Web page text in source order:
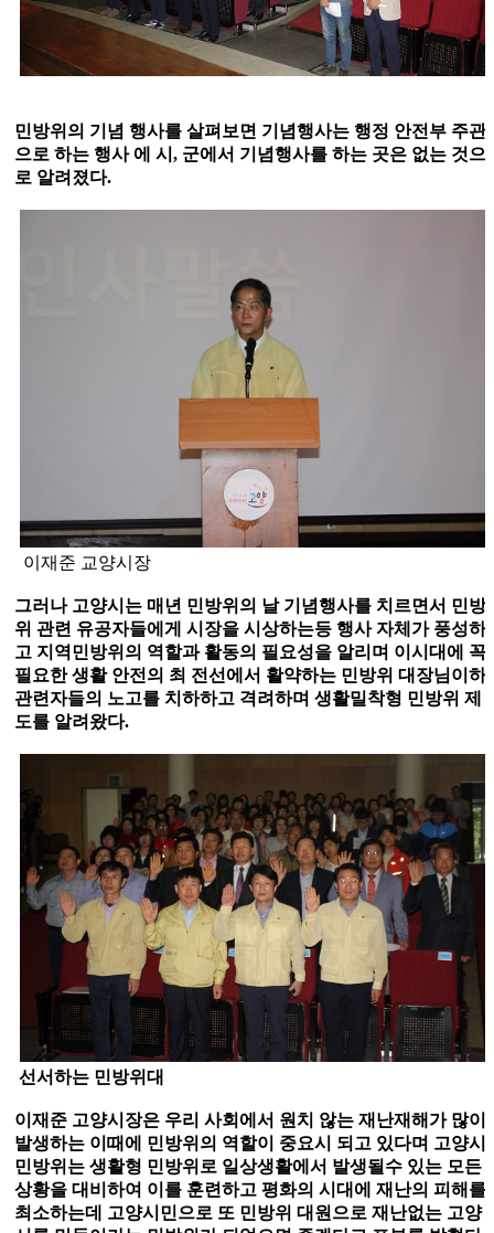
민방위의 기념 행사를 살펴보면 기념행사는 행정 안전부 주관
으로 하는 행사 에 시 , 군에서 기념행사를 하는 곳은 없는 것으
로 알려졌다.
이재준 교양시장
그러나 고양시는 매년 민방위의 날 기념행사를 치르면서 민방
위 관련 유공자들에게 시장을 시상하는등 행사 자체가 풍성하
고 지역민방위의 역할과 활동의 필요성을 알리며 이시대에 꼭
필요한 생활 안전의 최 전선에서 활약하는 민방위 대장님이하
관련자들의 노고를 치하하고 격려하며 생활밀착형 민방위 제
도를 알려왔다.
선서하는 민방위대
이재준 고양시장은 우리 사회에서 원치 않는 재난재해가 많이
발생하는 이때에 민방위의 역할이 중요시 되고 있다며 고양시
민방위는 생활형 민방위로 일상생활에서 발생될수 있는 모든
상황을 대비하여 이를 훈련하고 평화의 시대에 재난의 피해를
최소하는데 고양시민으로 또 민방위 대원으로 재난없는 고양